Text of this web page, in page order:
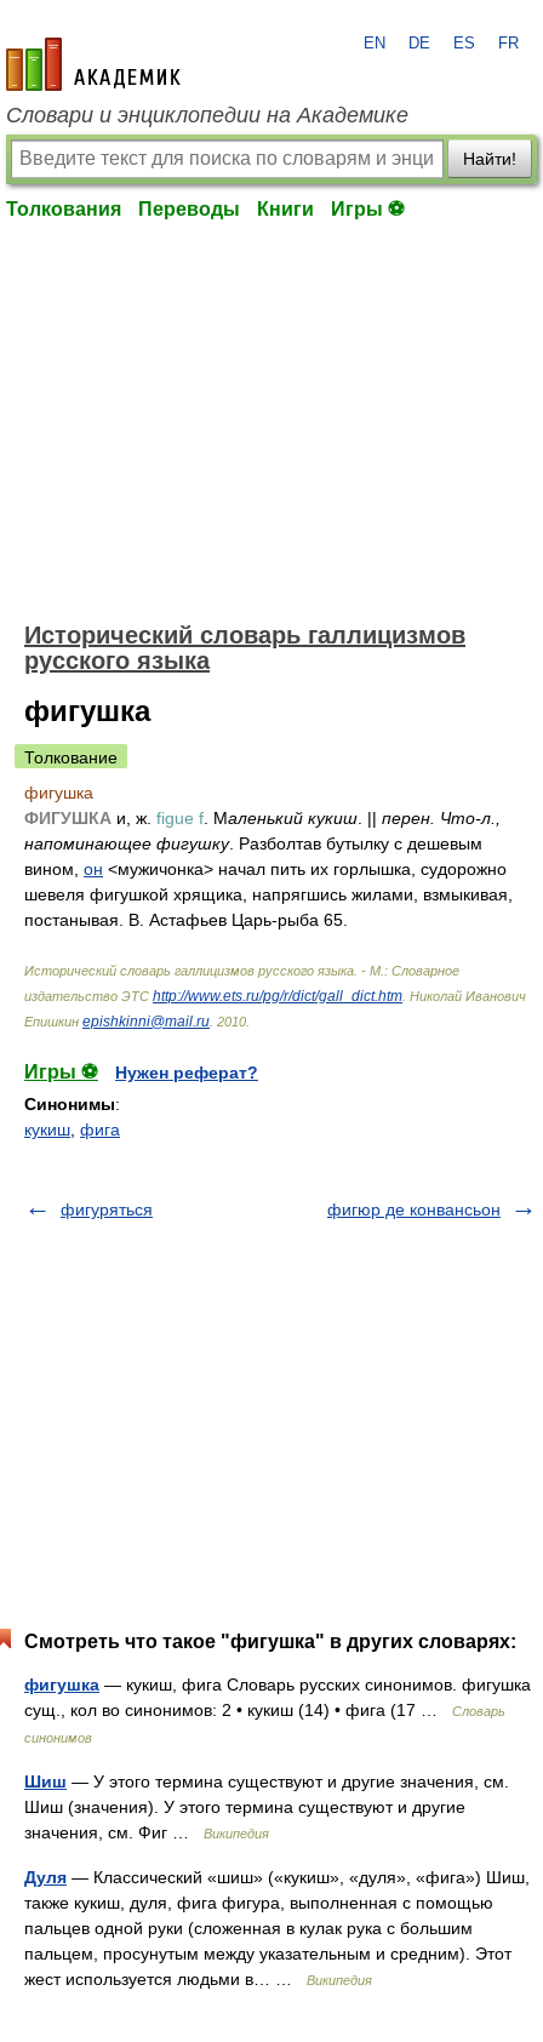
academic.ru
EN DE ES FR
Словари и энциклопедии на Академике
Найти!
Толкования Переводы Книги Игры ⚽
Исторический словарь галлицизмов
русского языка
фигушка
Толкование
фигушка
ФИГУШКА и, ж. figue f . Маленький кукиш . || перен. Что-л.,
напоминающее фигушку. Разболтав бутылку с дешевым
вином, он <мужичонка> начал пить их горлышка, судорожно
шевеля фигушкой хрящика, напрягшись жилами, взмыкивая,
постанывая. В. Астафьев Царь-рыба 65.
Исторический словарь галлицизмов русского языка. - М.: Словарное
издательство ЭТС http://www.ets.ru/pg/r/dict/gall_dict.htm Николай Иванович
Епишкин epishkinni@mail.ru 2010
Игры ⚽
Нужен реферат?
Синонимы:
кукиш фига
фигуряться фигюр де конвансьон
Смотреть что такое "фигушка" в других словарях:
фигушка — кукиш, фига Словарь русских синонимов. фигушка
сущ., кол во синонимов: 2 • кукиш (14) • фига (17 …
Словарь
синонимов
Шиш — У этого термина существуют и другие значения, см.
Шиш (значения). У этого термина существуют и другие
значения, см. Фиг …
Википедия
Дуля — Классический «шиш» («кукиш», «дуля», «фига») Шиш,
также кукиш, дуля, фига фигура, выполненная с помощью
пальцев одной руки (сложенная в кулак рука с большим
пальцем, просунутым между указательным и средним). Этот
жест используется людьми в… …
Википедия